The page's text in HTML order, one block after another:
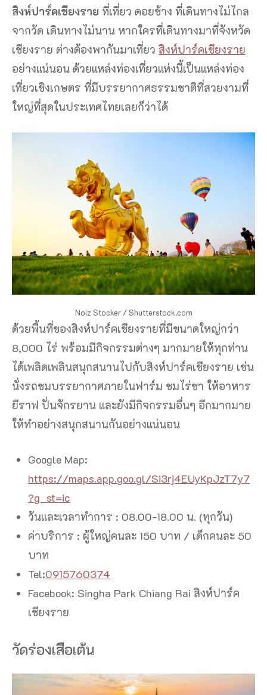
สิงห์ปาร์คเชียงราย ที่เที่ยว ดอยช้าง ที่เดินทางไม่ไกล
จากวัด เดินทางไม่นาน หากใครที่เดินทางมาที่จังหวัด
เชียงราย ต่างต้องพากันมาเที่ยว สิงห์ปาร์คเชียงราย
อย่างแน่นอน ด้วยแหล่งท่องเที่ยวแห่งนี้เป็นแหล่งท่อง
เที่ยวเชิงเกษตร ที่มีบรรยากาศธรรมชาติที่สวยงามที่
ใหญ่ที่สุดในประเทศไทยเลยก็ว่าได้
Noiz Stocker / Shutterstock.com
ด้วยพื้นที่ของสิงห์ปาร์คเชียงรายที่มีขนาดใหญ่กว่า
8,000 ไร่ พร้อมมีกิจกรรมต่างๆ มากมายให้ทุกท่าน
ได้เพลิดเพลินสนุกสนานไปกับสิงห์ปาร์คเชียงราย เช่น
นั่งรถชมบรรยากาศภายในฟาร์ม ชมไร่ชา ให้อาหาร
ยีราฟ ปั่นจักรยาน และยังมีกิจกรรมอื่นๆ อีกมากมาย
ให้ทำอย่างสนุกสนานกันอย่างแน่นอน
Google Map:
https://maps.app.goo.gl/Si3rj4EUyKpJzT7y7
?g_st=ic
วันและเวลาทำการ : 08.00-18.00 น. (ทุกวัน)
ค่าบริการ : ผู้ใหญ่คนละ 150 บาท / เด็กคนละ 50
บาท
Tel:0915760374
Facebook: Singha Park Chiang Rai สิงห์ปาร์ค
เชียงราย
วัดร่องเสือเต้น